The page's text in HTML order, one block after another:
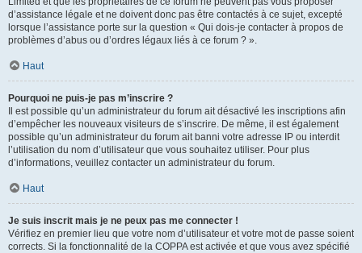
d’assistance légale et ne doivent donc pas être contactés à ce sujet, excepté
lorsque l’assistance porte sur la question « Qui dois-je contacter à propos de
problèmes d’abus ou d’ordres légaux liés à ce forum ? ».
Haut
Pourquoi ne puis-je pas m’inscrire ?
Il est possible qu’un administrateur du forum ait désactivé les inscriptions afin
d’empêcher les nouveaux visiteurs de s’inscrire. De même, il est également
possible qu’un administrateur du forum ait banni votre adresse IP ou interdit
l’utilisation du nom d’utilisateur que vous souhaitez utiliser. Pour plus
d’informations, veuillez contacter un administrateur du forum.
Haut
Je suis inscrit mais je ne peux pas me connecter !
Vérifiez en premier lieu que votre nom d’utilisateur et votre mot de passe soient
corrects. Si la fonctionnalité de la COPPA est activée et que vous avez spécifié